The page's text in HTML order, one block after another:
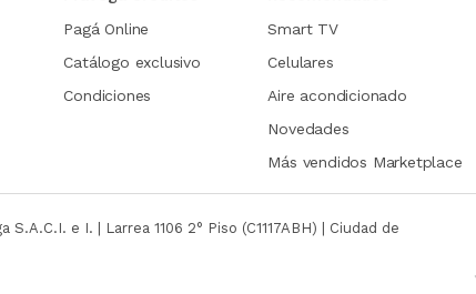
Pagá Online
Catálogo exclusivo
Condiciones
Smart TV
Celulares
Aire acondicionado
Novedades
Más vendidos Marketplace
S.A.C.I. e I. | Larrea 1106 2° Piso (C1117ABH) | Ciudad de